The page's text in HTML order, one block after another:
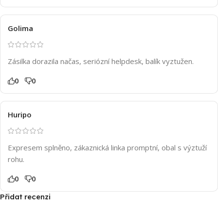
Golima
Zásilka dorazila načas, seriózní helpdesk, balík vyztužen.
0 0
Huripo
Expresem splněno, zákaznická linka promptní, obal s výztuží
rohu.
0 0
Přidat recenzi